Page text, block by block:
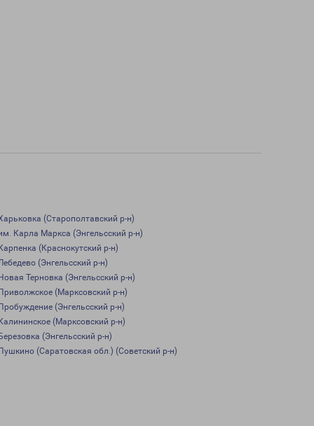
(Старополтавский р-н)
Карла Маркса (Энгельсский р-н)
(Краснокутский р-н)
(Энгельсский р-н)
Терновка (Энгельсский р-н)
(Марксовский р-н)
(Энгельсский р-н)
(Марксовский р-н)
(Энгельсский р-н)
(Саратовская обл.) (Советский р-н)